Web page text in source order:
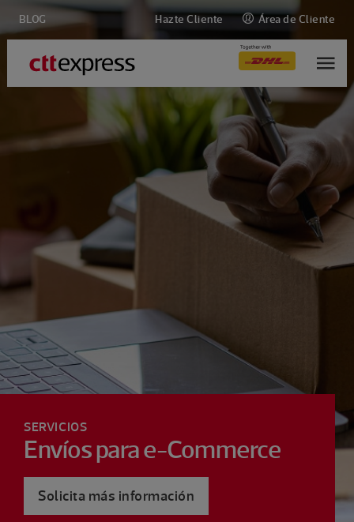
BLOG Área de Cliente
Hazte Cliente
SERVICIOS
Envíos para e-Commerce
Solicita más información